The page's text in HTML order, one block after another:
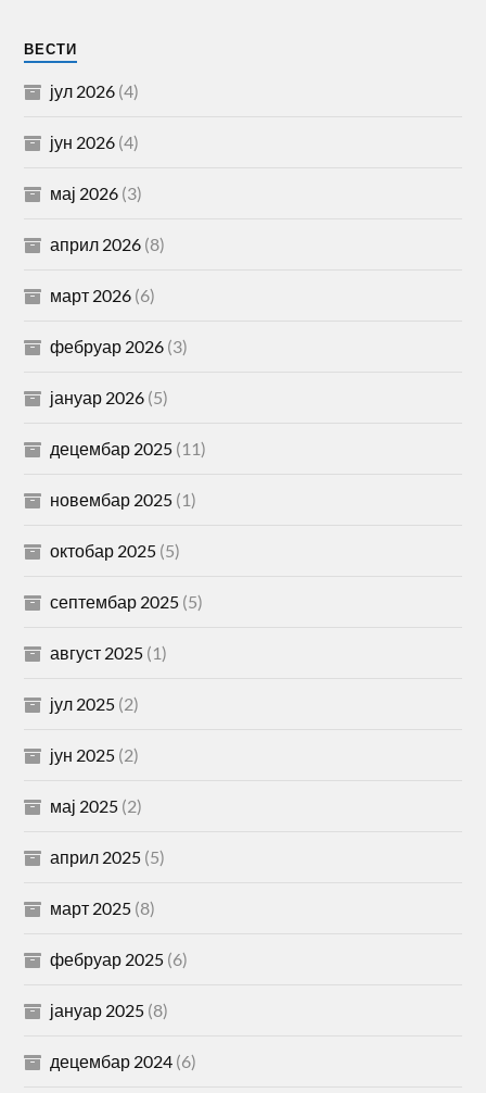
ВЕСТИ
јул 2026 (4)
јун 2026 (4)
мај 2026 (3)
април 2026 (8)
март 2026 (6)
фебруар 2026 (3)
јануар 2026 (5)
децембар 2025 (11)
новембар 2025 (1)
октобар 2025 (5)
септембар 2025 (5)
август 2025 (1)
јул 2025 (2)
јун 2025 (2)
мај 2025 (2)
април 2025 (5)
март 2025 (8)
фебруар 2025 (6)
јануар 2025 (8)
децембар 2024 (6)